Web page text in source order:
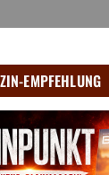
EMPFEHLUNG